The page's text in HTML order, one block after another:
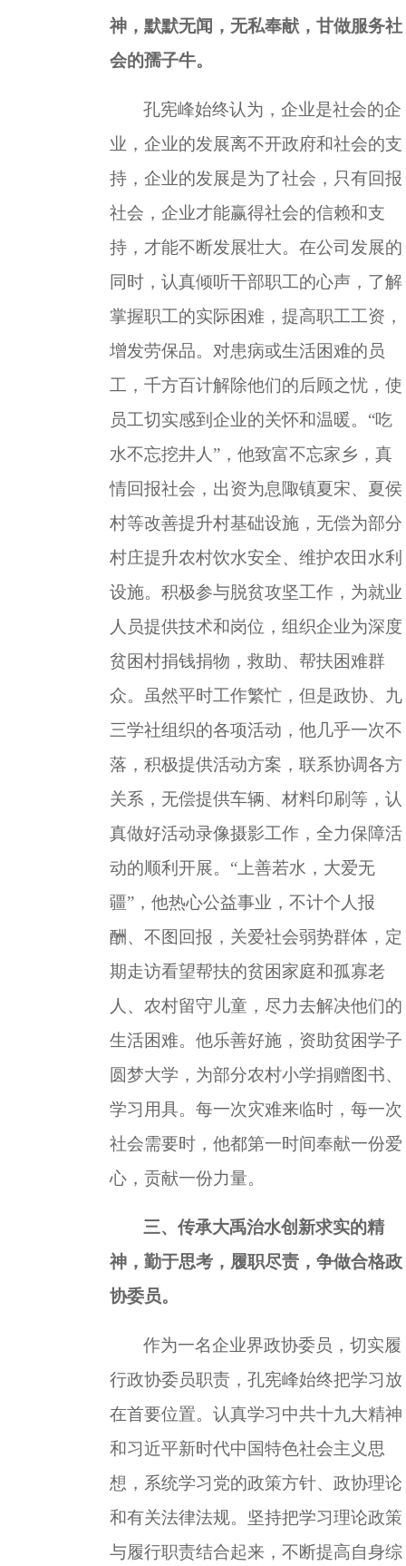
神，默默无闻，无私奉献，甘做服务社
会的孺子牛。
孔宪峰始终认为，企业是社会的企
业，企业的发展离不开政府和社会的支
持，企业的发展是为了社会，只有回报
社会，企业才能赢得社会的信赖和支
持，才能不断发展壮大。在公司发展的
同时，认真倾听干部职工的心声，了解
掌握职工的实际困难，提高职工工资，
增发劳保品。对患病或生活困难的员
工，千方百计解除他们的后顾之忧，使
员工切实感到企业的关怀和温暖。 “吃
水不忘挖井人”，他致富不忘家乡，真
情回报社会，出资为息陬镇夏宋、夏侯
村等改善提升村基础设施，无偿为部分
村庄提升农村饮水安全、维护农田水利
设施。积极参与脱贫攻坚工作，为就业
人员提供技术和岗位，组织企业为深度
贫困村捐钱捐物，救助、帮扶困难群
众。虽然平时工作繁忙，但是政协、九
三学社组织的各项活动，他几乎一次不
落，积极提供活动方案，联系协调各方
关系，无偿提供车辆、材料印刷等，认
真做好活动录像摄影工作，全力保障活
动的顺利开展。 “上善若水，大爱无
疆”，他热心公益事业，不计个人报
酬、不图回报，关爱社会弱势群体，定
期走访看望帮扶的贫困家庭和孤寡老
人、农村留守儿童，尽力去解决他们的
生活困难。他乐善好施，资助贫困学子
圆梦大学，为部分农村小学捐赠图书、
学习用具。每一次灾难来临时，每一次
社会需要时，他都第一时间奉献一份爱
心，贡献一份力量。
三、传承大禹治水创新求实的精
神，勤于思考，履职尽责，争做合格政
协委员。
作为一名企业界政协委员，切实履
行政协委员职责，孔宪峰始终把学习放
在首要位置。认真学习中共十九大精神
和习近平新时代中国特色社会主义思
想，系统学习党的政策方针、政协理论
和有关法律法规。坚持把学习理论政策
与履行职责结合起来，不断提高自身综